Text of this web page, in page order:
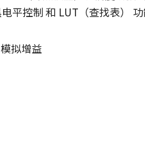
平控制 和 LUT（查找表） 功
拟增益